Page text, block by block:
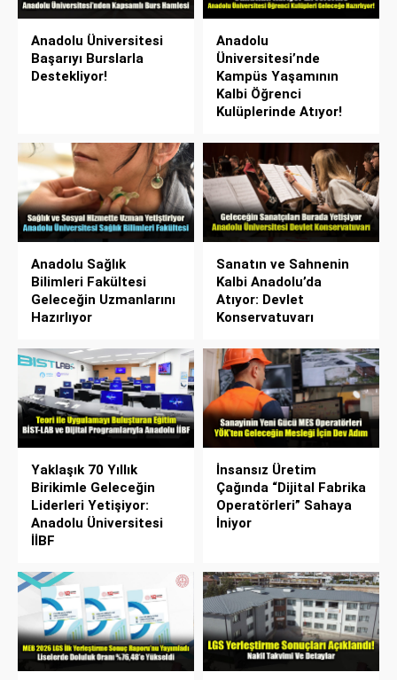
Anadolu Üniversitesi
Başarıyı Burslarla
Destekliyor!
Anadolu
Üniversitesi’nde
Kampüs Yaşamının
Kalbi Öğrenci
Kulüplerinde Atıyor!
Anadolu Sağlık
Bilimleri Fakültesi
Geleceğin Uzmanlarını
Hazırlıyor
Sanatın ve Sahnenin
Kalbi Anadolu’da
Atıyor: Devlet
Konservatuvarı
Yaklaşık 70 Yıllık
Birikimle Geleceğin
Liderleri Yetişiyor:
Anadolu Üniversitesi
İİBF
İnsansız Üretim
Çağında “Dijital Fabrika
Operatörleri” Sahaya
İniyor